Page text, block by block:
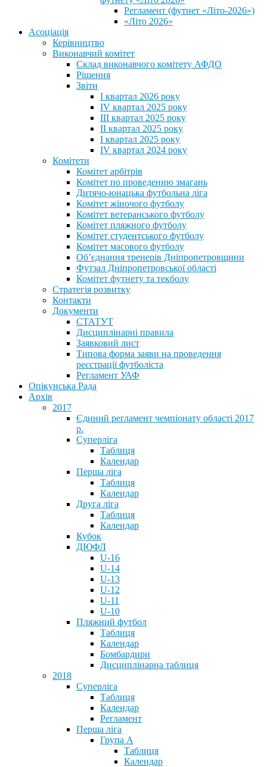
Регламент (футнет «Літо-2026»)
«Літо 2026»
Асоціація
Керівництво
Виконавчий комітет
Склад виконавчого комітету АФДО
Рішення
Звіти
I квартал 2026 року
IV квартал 2025 року
III квартал 2025 року
II квартал 2025 року
I квартал 2025 року
IV квартал 2024 року
Комітети
Комітет арбітрів
Комітет по проведенню змагань
Дитячо-юнацька футбольна ліга
Комітет жіночого футболу
Комітет ветеранського футболу
Комітет пляжного футболу
Комітет студентського футболу
Комітет масового футболу
Обʼєднання тренерів Дніпропетровщини
Футзал Дніпропетровської області
Комітет футнету та текболу
Стратегія розвитку
Контакти
Документи
СТАТУТ
Дисциплінарні правила
Заявковий лист
Типова форма заяви на проведення
реєстрації футболіста
Регламент УАФ
Опікунська Рада
Архів
2017
Єдиний регламент чемпіонату області 2017
р.
Суперліга
Таблиця
Календар
Перша ліга
Таблиця
Календар
Друга ліга
Таблиця
Календар
Кубок
ДЮФЛ
U-16
U-14
U-13
U-12
U-11
U-10
Пляжний футбол
Таблиця
Календар
Бомбардири
Дисциплінарна таблиця
2018
Суперліга
Таблиця
Календар
Регламент
Перша ліга
Група А
Таблиця
Календар